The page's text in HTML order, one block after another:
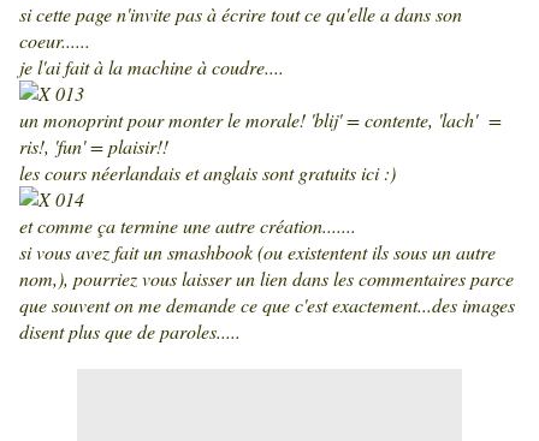
si cette page n'invite pas à écrire tout ce qu'elle a dans son
coeur......
je l'ai fait à la machine à coudre....
un monoprint pour monter le morale! 'blij' = contente, 'lach' =
ris!, 'fun' = plaisir!!
les cours néerlandais et anglais sont gratuits ici :)
et comme ça termine une autre création.......
si vous avez fait un smashbook (ou existentent ils sous un autre
nom,), pourriez vous laisser un lien dans les commentaires parce
que souvent on me demande ce que c'est exactement...des images
disent plus que de paroles.....